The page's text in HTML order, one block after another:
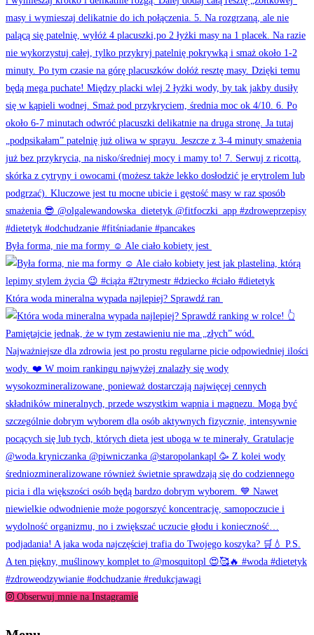
Była forma, nie ma formy ☺️ Ale ciało kobiety jest
Która woda mineralna wypada najlepiej? Sprawdź ran
Obserwuj mnie na Instagramie